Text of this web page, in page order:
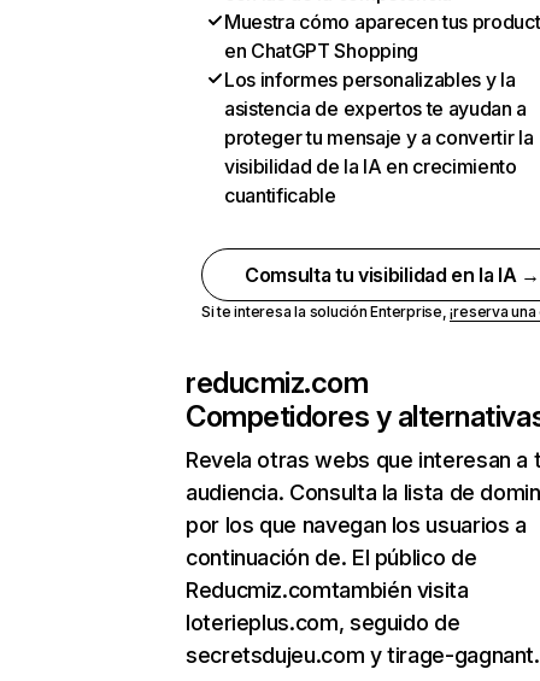
Muestra cómo aparecen tus
en ChatGPT Shopping
Los informes personalizables y la
asistencia de expertos te ayudan a
proteger tu mensaje y a convertir la
visibilidad de la IA en crecimiento
cuantificable
Comsulta tu visibilidad en la IA →
Si te interesa la solución Enterprise,¡reserva
reducmiz.com
Competidores y
Revela otras webs que interesan a
audiencia. Consulta la lista de
por los que navegan los usuarios a
continuación de. El público de
Reducmiz.comtambién visita
loterieplus.com, seguido de
secretsdujeu.com y tirage-